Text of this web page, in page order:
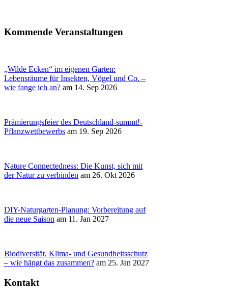
Kommende Veranstaltungen
„Wilde Ecken“ im eigenen Garten:
Lebensräume für Insekten, Vögel und Co. –
wie fange ich an? am 14. Sep 2026
Prämierungsfeier des Deutschland-summt!-
Pflanzwettbewerbs am 19. Sep 2026
Nature Connectedness: Die Kunst, sich mit
der Natur zu verbinden am 26. Okt 2026
DIY-Naturgarten-Planung: Vorbereitung auf
die neue Saison am 11. Jan 2027
Biodiversität, Klima- und Gesundheitsschutz
– wie hängt das zusammen? am 25. Jan 2027
Kontakt